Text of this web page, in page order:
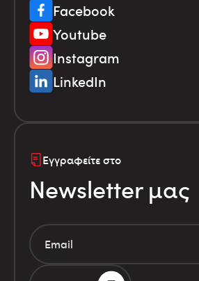
Facebook
Youtube
Instagram
LinkedIn
Εγγραφείτε στο
Newsletter μας